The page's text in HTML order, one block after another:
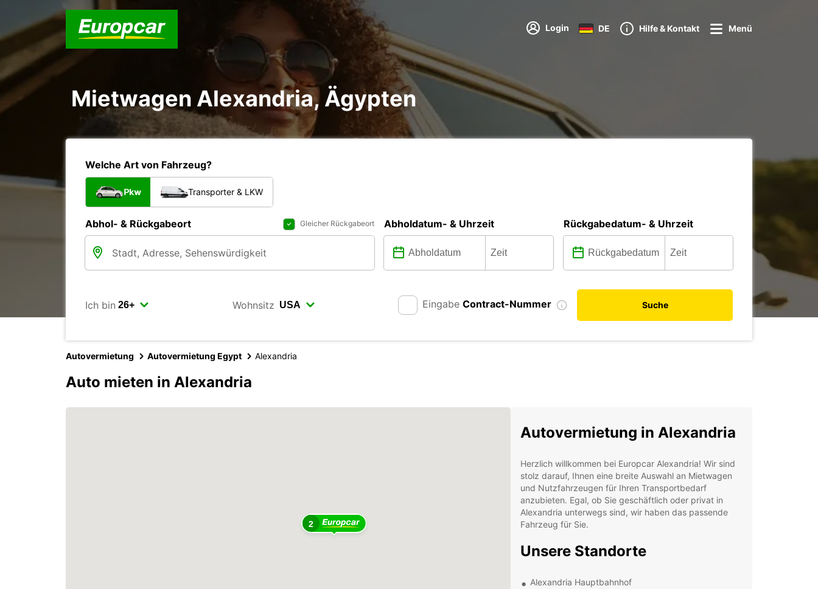
Login DE Hilfe & Kontakt Menü
Mietwagen Alexandria, Ägypten
Welche Art von Fahrzeug?
Pkw Transporter & LKW
Abhol- & Rückgabeort Gleicher Rückgabeort Abholdatum- & Uhrzeit Rückgabedatum- & Uhrzeit
Ich bin Wohnsitz Eingabe Contract-Nummer Suche
Autovermietung Autovermietung Egypt Alexandria
Auto mieten in Alexandria
2
Autovermietung in Alexandria
Herzlich willkommen bei Europcar Alexandria! Wir sind
stolz darauf, Ihnen eine breite Auswahl an Mietwagen
und Nutzfahrzeugen für Ihren Transportbedarf
anzubieten. Egal, ob Sie geschäftlich oder privat in
Alexandria unterwegs sind, wir haben das passende
Fahrzeug für Sie.
Unsere Standorte
Alexandria Hauptbahnhof